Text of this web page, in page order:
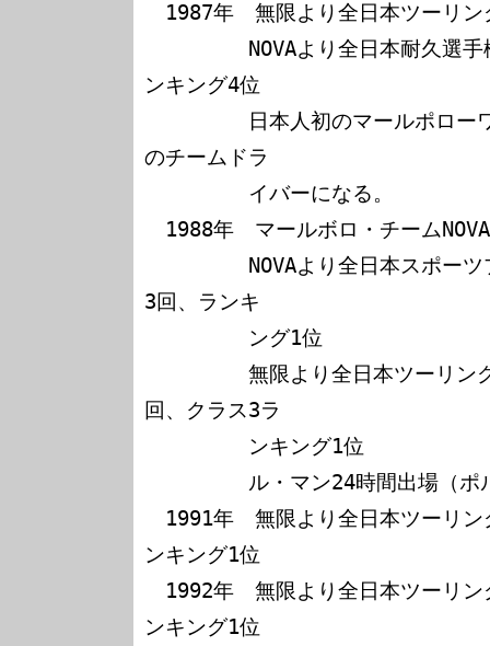
1987年　無限より全日本ツーリン
NOVAより全日本耐久選手権
ンキング4位
日本人初のマールポローワー
のチームドラ
イバーになる。
1988年　マールボロ・チーム
NOVAより全日本スポーツプ
3回、ランキ
ング1位
無限より全日本ツーリングカ
回、クラス3ラ
ンキング1位
ル・マン24時間出場（ポル
1991年　無限より全日本ツーリン
ンキング1位
1992年　無限より全日本ツーリン
ンキング1位